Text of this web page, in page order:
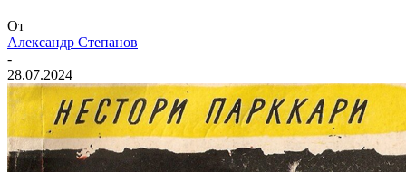
От
Александр Степанов
-
28.07.2024